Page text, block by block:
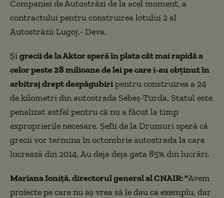
Companiei de Autostrăzi de la acel moment, a
contractului pentru construirea lotului 2 al
Autostrăzii Lugoj.- Deva.
Șigrecii de la Aktor speră în plata cât mai rapidă a
celor peste 28 milioane de lei pe care i-au obținut în
arbitraj drept despăgubiripentru construirea a 24
de kilometri din autostrada Sebeș-Turda. Statul este
penalizat astfel pentru că nu a făcut la timp
exproprierile necesare. Șefii de la Drumuri speră că
grecii vor termina în octombrie autostrada la care
lucrează din 2014. Au deja deja gata 85% din lucrări.
Mariana Ioniță, directorul general al CNAIR: "Avem
proiecte pe care nu aș vrea să le dau ca exemplu, dar